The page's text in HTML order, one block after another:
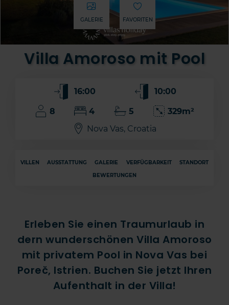
GALERIE FAVORITEN
Villa Amoroso mit Pool
16:00 10:00
8 4 5
329m²
Nova Vas, Croatia
VILLEN AUSSTATTUNG GALERIE VERFÜGBARKEIT
STANDORT
BEWERTUNGEN
Erleben Sie einen Traumurlaub in
dern wunderschönen Villa Amoroso
mit privatem Pool in Nova Vas bei
Poreč, Istrien. Buchen Sie jetzt Ihren
Aufenthalt in der Villa!